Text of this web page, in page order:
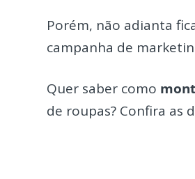
Porém, não adianta
campanha de
Quer saber como
de roupas? Confira as